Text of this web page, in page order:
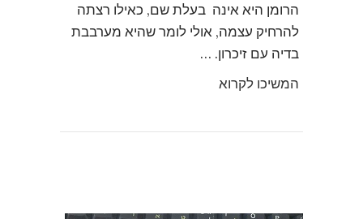
הרומן היא אינה בעלת שם, כאילו רצתה
להרחיק עצמה, אולי לומר שהיא מערבבת
בדיה עם זיכרון. …
המשיכו לקרוא